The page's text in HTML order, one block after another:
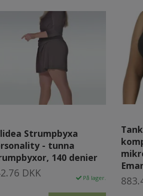
Strumpbyxa
- tunna
140 denier
DKK På lager.